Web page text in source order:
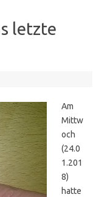
letzte
Am
Mittw
och
(24.0
1.201
8)
hatte